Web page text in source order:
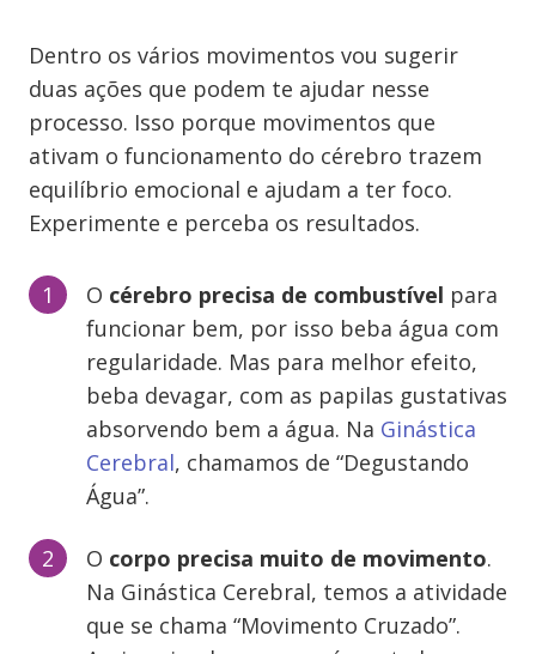
Dentro os vários movimentos vou sugerir
duas ações que podem te ajudar nesse
processo. Isso porque movimentos que
ativam o funcionamento do cérebro trazem
equilíbrio emocional e ajudam a ter foco.
Experimente e perceba os resultados.
O cérebro precisa de combustível para
funcionar bem, por isso beba água com
regularidade. Mas para melhor efeito,
beba devagar, com as papilas gustativas
absorvendo bem a água. Na Ginástica
Cerebral, chamamos de “Degustando
Água”.
O corpo precisa muito de movimento.
Na Ginástica Cerebral, temos a atividade
que se chama “Movimento Cruzado”.